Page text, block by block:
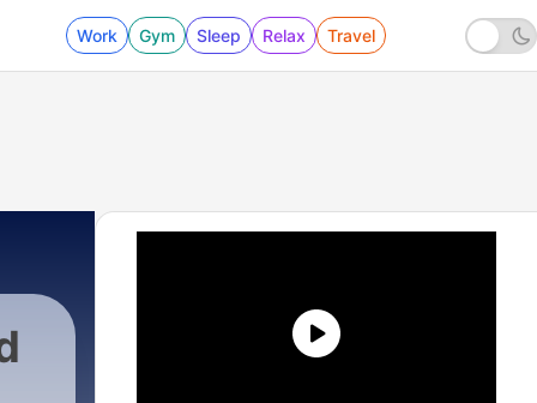
Work Gym Sleep Relax Travel